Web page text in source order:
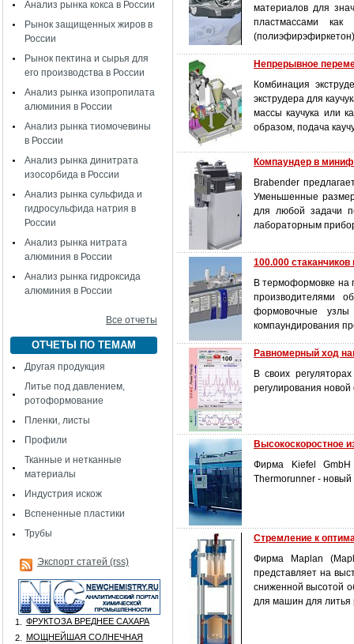
Анализ рынка кокса в России
Рынок защищенных жиров в
России
Рынок пектина и сырья для
его производства в России
Анализ рынка изопропилата
алюминия в России
Анализ рынка тиомочевины
в России
Анализ рынка динитрата
изосорбида в России
Анализ рынка сульфида и
гидросульфида натрия в
России
Анализ рынка нитрата
алюминия в России
Анализ рынка гидроксида
алюминия в России
Все отчеты
ОТЧЕТЫ ПО ТЕМАМ
Другая продукция
Литье под давлением,
ротоформование
Пленки, листы
Профили
Тканные и нетканные
материалы
Индустрия искож
Вспененные пластики
Трубы
Экспорт статей (rss)
1.
ФРУКТОЗА ВРЕДНЕЕ САХАРА
2.
МОЩНЕЙШАЯ СОЛНЕЧНАЯ
материалов для
пластмассами
Непрерывное
Комбинация
экструдера для
массы каучука или
образом, подача
Компаундер в
Brabender
Уменьшенные
для любой задачи
лабораторным
100.000 стаканчиков
В термоформовке
производителями
формовочные
компаундирования
Равномерный ход
В своих
регулирования
Высокоскоростное
Фирма Kiefel GmbH
Thermorunner -
Стремление к
Фирма Maplan
представляет на
сниженной высотой
для машин для